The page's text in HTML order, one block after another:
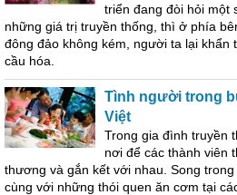
triển đang đòi hỏi một
những giá trị truyền thống, thì ở phía
đông đảo không kém, người ta lại khẩn
cầu hóa.
Tình người trong
Việt
Trong gia đình truyền
nơi để các thành viên
thương và gắn kết với nhau. Song
cùng với những thói quen ăn cơm tại